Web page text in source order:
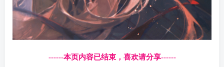
------本页内容已结束，喜欢请分享------